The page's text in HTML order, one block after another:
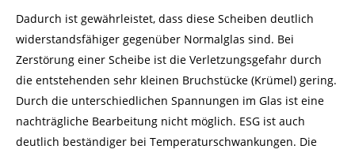
Dadurch ist gewährleistet, dass diese Scheiben deutlich
widerstandsfähiger gegenüber Normalglas sind. Bei
Zerstörung einer Scheibe ist die Verletzungsgefahr durch
die entstehenden sehr kleinen Bruchstücke (Krümel) gering.
Durch die unterschiedlichen Spannungen im Glas ist eine
nachträgliche Bearbeitung nicht möglich. ESG ist auch
deutlich beständiger bei Temperaturschwankungen. Die